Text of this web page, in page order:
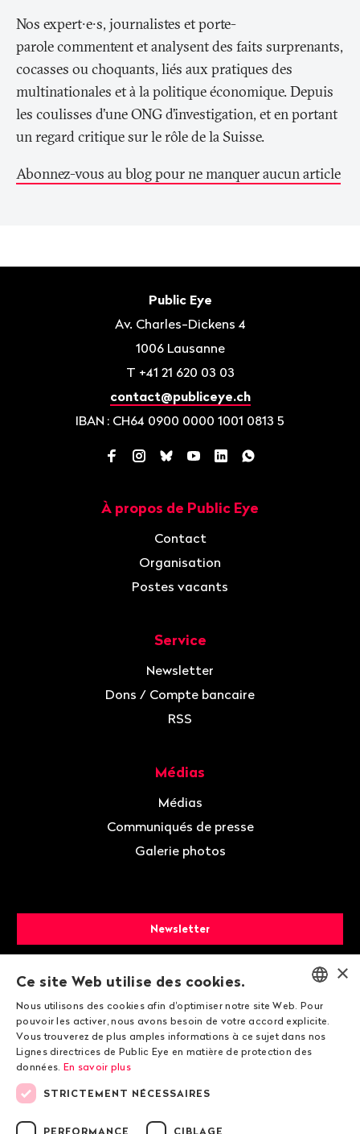
Nos expert∙e∙s, journalistes et porte-
parole commentent et analysent des faits surprenants,
cocasses ou choquants, liés aux pratiques des
multinationales et à la politique économique. Depuis
les coulisses d’une ONG d’investigation, et en portant
un regard critique sur le rôle de la Suisse.
Abonnez-vous au blog pour ne manquer aucun article
Public Eye
Av. Charles-Dickens 4
1006 Lausanne
T +41 21 620 03 03
contact@publiceye.ch
IBAN : CH64 0900 0000 1001 0813 5
Facebook
Instagram
BlueskyYouTube
LinkedInWhatsApp
À propos de Public Eye
Contact
Organisation
Postes vacants
Service
Newsletter
Dons / Compte bancaire
RSS
Médias
Médias
Communiqués de presse
Galerie photos
Newsletter
Faire un don
Devenir membre
ENGLISH
DEUTSCH
×
Ce site Web utilise des cookies.
Nous utilisons des cookies afin d'optimiser notre site Web. Pour
pouvoir les activer, nous avons besoin de votre accord explicite.
Vous trouverez de plus amples informations à ce sujet dans nos
Lignes directrices de Public Eye en matière de protection des
données. En savoir plus
STRICTEMENT NÉCESSAIRES
PERFORMANCE CIBLAGE